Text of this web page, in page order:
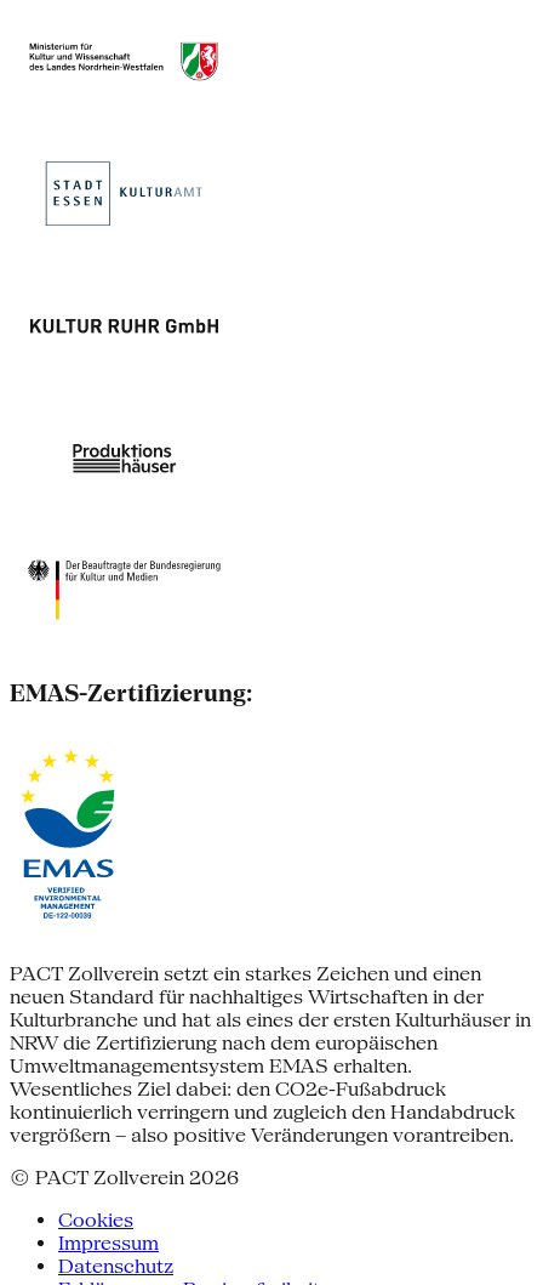
EMAS-Zertifizierung:
PACT Zollverein setzt ein starkes Zeichen und einen
neuen Standard für nachhaltiges Wirtschaften in der
Kulturbranche und hat als eines der ersten Kulturhäuser in
NRW die Zertifizierung nach dem europäischen
Umweltmanagementsystem EMAS erhalten.
Wesentliches Ziel dabei: den CO2e-Fußabdruck
kontinuierlich verringern und zugleich den Handabdruck
vergrößern – also positive Veränderungen vorantreiben.
© PACT Zollverein 2026
Cookies
Impressum
Datenschutz